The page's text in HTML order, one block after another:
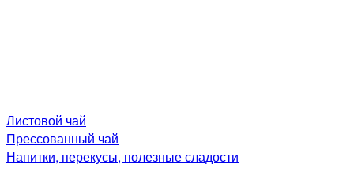
Листовой чай
Прессованный чай
Напитки, перекусы, полезные сладости